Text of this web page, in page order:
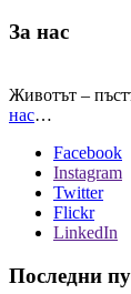
За нас
Животът –
нас…
Facebook
Instagram
Twitter
Flickr
LinkedIn
Последни